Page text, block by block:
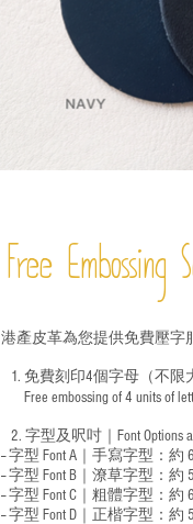
Free Embossing
港產皮革為您提供免費壓字
1. 免費刻印4個字母（不限
Free embossing of 4 units of
2. 字型及呎吋｜ Font Options
-- 字型 Font A｜手寫字型：約
-- 字型 Font B｜潦草字型： 約
-- 字型 Font C｜粗體字型：約
-- 字型 Font D｜正楷字型： 約